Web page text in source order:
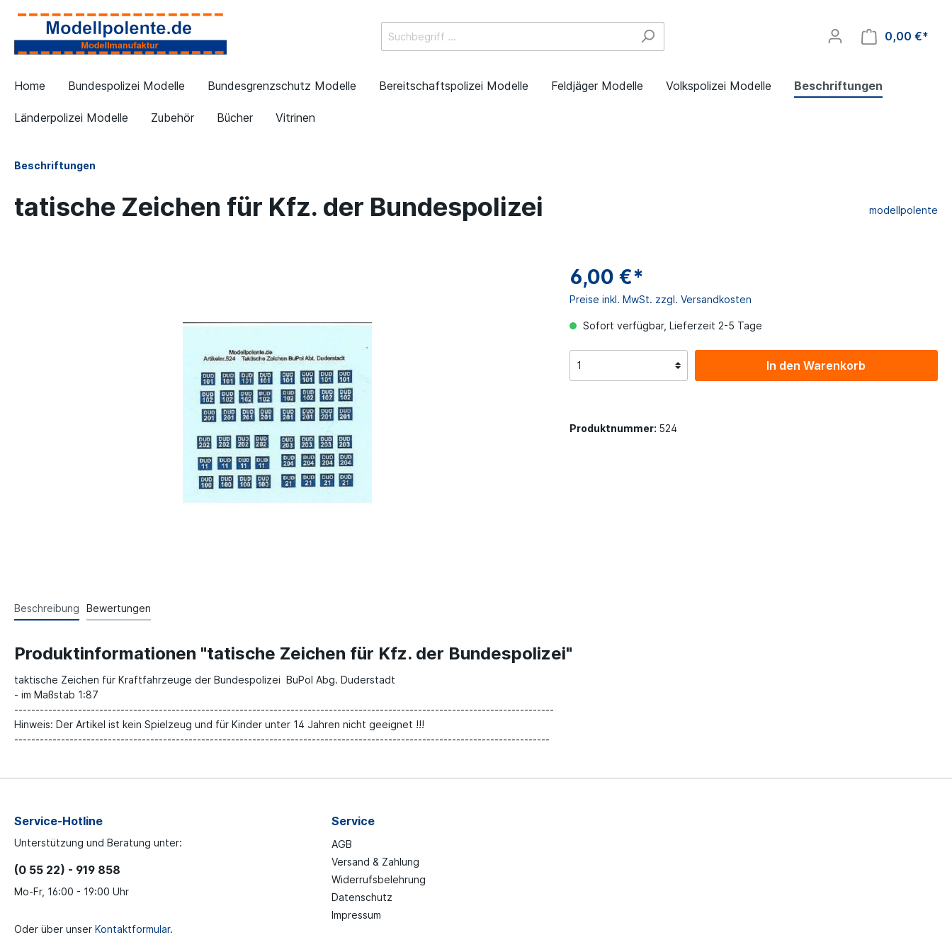
0,00 €*
Home Bundespolizei Modelle Bundesgrenzschutz Modelle Bereitschaftspolizei Modelle Feldjäger Modelle Volkspolizei Modelle Beschriftungen
Länderpolizei Modelle Zubehör Bücher Vitrinen
Beschriftungen
tatische Zeichen für Kfz. der Bundespolizei modellpolente
6,00 €*
Preise inkl. MwSt. zzgl. Versandkosten
Sofort verfügbar, Lieferzeit 2-5 Tage
In den Warenkorb
Produktnummer: 524
Beschreibung Bewertungen
Produktinformationen "tatische Zeichen für Kfz. der Bundespolizei"
taktische Zeichen für Kraftfahrzeuge der Bundespolizei BuPol Abg. Duderstadt
- im Maßstab 1:87
-------------------------------------------------------------------------------------------------------------------------------
Hinweis: Der Artikel ist kein Spielzeug und für Kinder unter 14 Jahren nicht geeignet !!!
------------------------------------------------------------------------------------------------------------------------------
Service-Hotline
Unterstützung und Beratung unter:
(0 55 22) - 919 858
Mo-Fr, 16:00 - 19:00 Uhr
Oder über unser Kontaktformular.
Service
AGB
Versand & Zahlung
Widerrufsbelehrung
Datenschutz
Impressum